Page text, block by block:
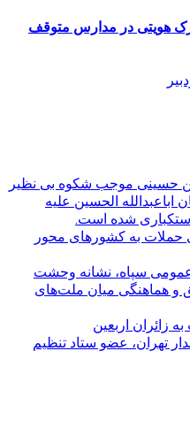
هویتی در مدارس متوقف
حسینی موجب شکوه بی نظیر
الحسین علیه
شده است.
حملات به کشورهای محور
سپاه، نشانه‌ وحشت
و هماهنگی میان ملت‌های
تهران، عضو ستاد تنظیم